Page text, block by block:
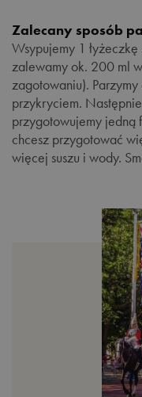
• kraj pochodzenia:
Zalecany sposób
Wsypujemy 1
zalewamy ok. 200 ml
zagotowaniu).
przykryciem.
przygotowujemy jedną
chcesz przygotować
więcej suszu i wody.